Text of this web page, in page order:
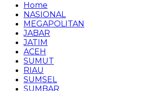
Home
NASIONAL
MEGAPOLITAN
JABAR
JATIM
ACEH
SUMUT
RIAU
SUMSEL
SUMBAR